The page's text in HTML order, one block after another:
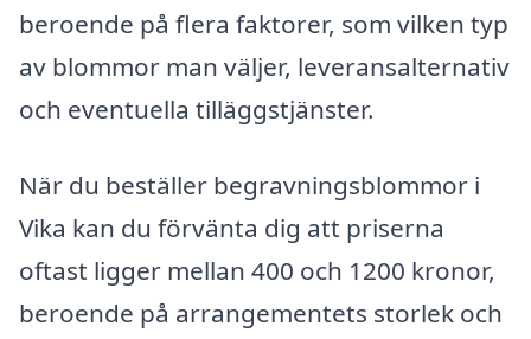
beroende på flera faktorer, som vilken typ
av blommor man väljer, leveransalternativ
och eventuella tilläggstjänster.
När du beställer begravningsblommor i
Vika kan du förvänta dig att priserna
oftast ligger mellan 400 och 1200 kronor,
beroende på arrangementets storlek och